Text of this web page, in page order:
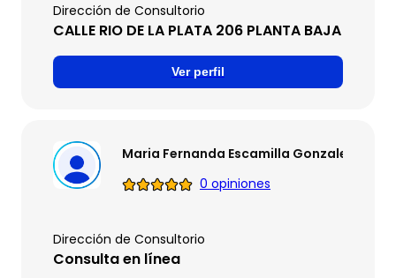
Dirección de Consultorio
CALLE RIO DE LA PLATA 206 PLANTA BAJA
Ver perfil
Maria Fernanda Escamilla Gonzalez
0 opiniones
Dirección de Consultorio
Consulta en línea